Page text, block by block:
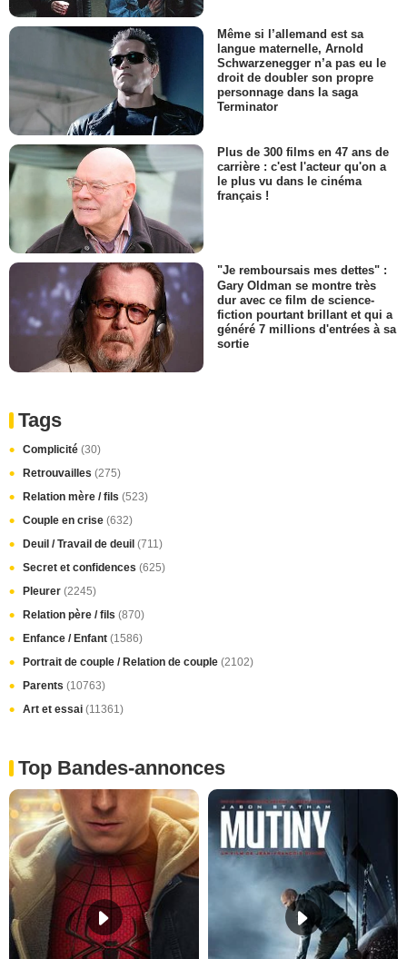
Même si l’allemand est sa
langue maternelle, Arnold
Schwarzenegger n’a pas eu le
droit de doubler son propre
personnage dans la saga
Terminator
Plus de 300 films en 47 ans de
carrière : c'est l'acteur qu'on a
le plus vu dans le cinéma
français !
"Je remboursais mes dettes" :
Gary Oldman se montre très
dur avec ce film de science-
fiction pourtant brillant et qui a
généré 7 millions d'entrées à sa
sortie
Tags
Complicité (30)
Retrouvailles (275)
Relation mère / fils (523)
Couple en crise (632)
Deuil / Travail de deuil (711)
Secret et confidences (625)
Pleurer (2245)
Relation père / fils (870)
Enfance / Enfant (1586)
Portrait de couple / Relation de couple (2102)
Parents (10763)
Art et essai (11361)
Top Bandes-annonces